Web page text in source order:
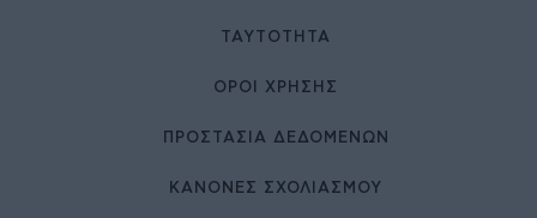
ΤΑΥΤΌΤΗΤΑ
ΌΡΟΙ ΧΡΉΣΗΣ
ΠΡΟΣΤΑΣΙΑ ΔΕΔΟΜΕΝΩΝ
ΚΑΝΟΝΕΣ ΣΧΟΛΙΑΣΜΟΥ